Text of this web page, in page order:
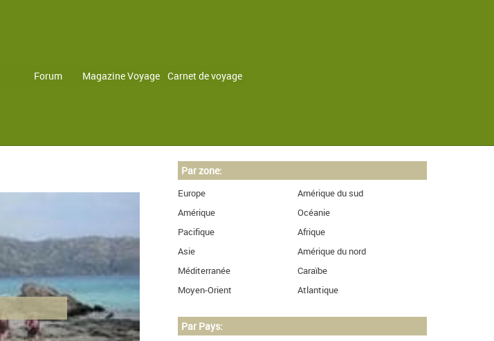
Forum Magazine Voyage Carnet de voyage
Par zone:
Europe
Amérique du sud
Amérique
Océanie
Pacifique
Afrique
Asie
Amérique du nord
Méditerranée
Caraïbe
Moyen-Orient
Atlantique
Par Pays: